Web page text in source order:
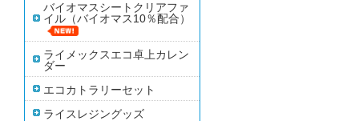
バイオマスシートクリアファ
イル（バイオマス10％配合）
ライメックスエコ卓上カレン
ダー
エコカトラリーセット
ライスレジングッズ